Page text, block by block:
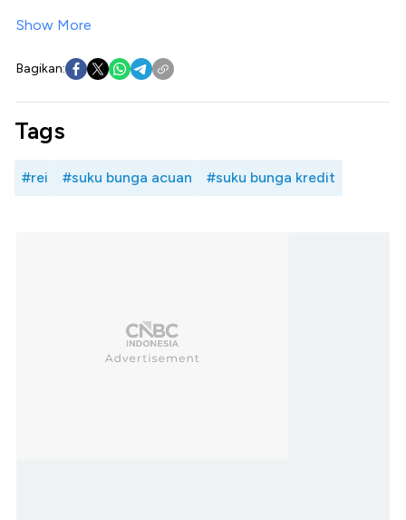
Show More
Bagikan:
Tags
#rei #suku bunga acuan #suku bunga kredit